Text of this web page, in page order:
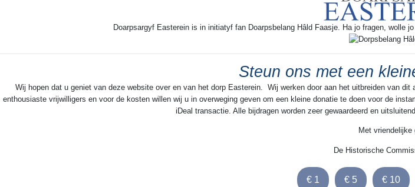
binne
de
en
Doarpsargyf Easterein is in initiatyf fan Doarpsbelang Hâld Faasje. Ha jo fragen, wolle
Steun ons met een
Wij hopen dat u geniet van deze website over en van het dorp Easterein. Wij werken door aan het uitbreiden van
enthousiaste vrijwilligers en voor de kosten willen wij u in overweging geven om een kleine donatie te doen voor de
iDeal transactie. Alle bijdragen worden zeer gewaardeerd en
Met vriendelijke
De Historische